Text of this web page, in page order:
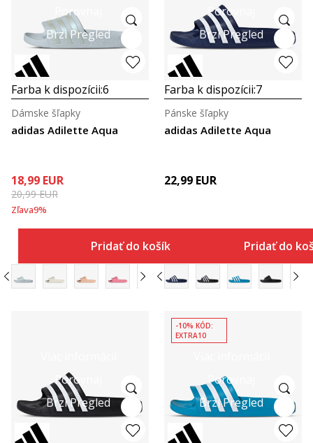
Porovnaj
Brzi Pregled
Farba k dispozícii:6
adidas Adilette Aqua
Dámske šľapky
18,99 EUR
20,99EUR
Zľava9%
Pridať do košíka
Porovnaj
Brzi Pregled
Farba k dispozícii:7
adidas Adilette Aqua
Pánske šľapky
22,99 EUR
Pridať do
Porovnaj
Brzi Pregled
Porovnaj
Brzi Pregled
-10% KÓD:
EXTRA10